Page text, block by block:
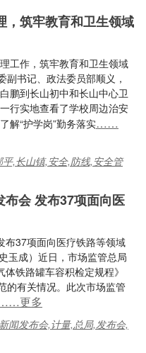
，筑牢教育和卫生领域
工作，筑牢教育和卫生领域
书记、政法委员部顺义，
鹏到长山初中和长山中心卫
行实地查看了学校周边治安
解“护学岗”勤务落实……
平,长山镇,安全,防线,安全管
会 发布37项面向医
布37项面向医疗铁路等领域
玉成）近日，市场监管总局
铁路罐车容积检定规程》
的有关情况。此次市场监管
更多
闻发布会,计量,总局,发布会,